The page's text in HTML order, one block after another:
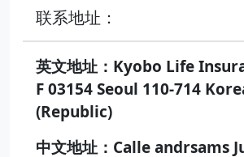
联系地址：
英文地址：Kyobo Life
F 03154 Seoul 110-714
(Republic)
中文地址：Calle andrsams